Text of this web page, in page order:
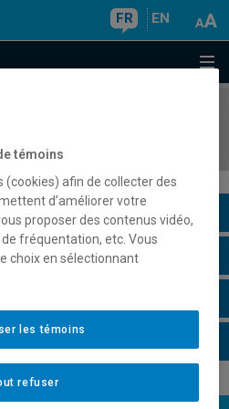
FR EN
témoins
(cookies) afin de collecter des
d’améliorer votre
proposer des contenus vidéo,
fréquentation, etc. Vous
choix en sélectionnant
refuser
les témoins